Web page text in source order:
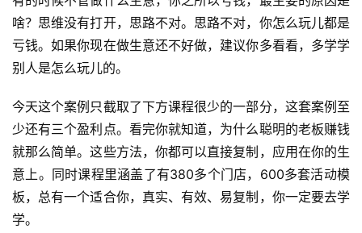
啥？思维没有打开，思路不对。思路不对，你怎么玩儿都是
亏钱。如果你现在做生意还不好做，建议你多看看，多学学
别人是怎么玩儿的。
今天这个案例只截取了下方课程很少的一部分，这套案例至
少还有三个盈利点。看完你就知道，为什么聪明的老板赚钱
就那么简单。这些方法，你都可以直接复制，应用在你的生
意上。同时课程里涵盖了有380多个门店，600多套活动模
板，总有一个适合你，真实、有效、易复制，你一定要去学
学。